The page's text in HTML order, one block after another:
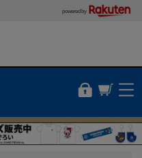
powered by